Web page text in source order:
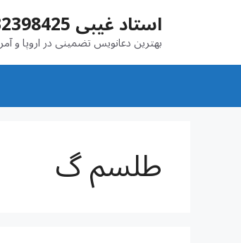
استاد غیبی 00442032398425
بهترین دعانویس تضمینی در اروپا و
طلسم گ